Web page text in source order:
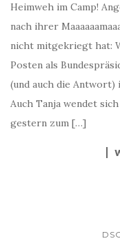
Heimweh im Camp!
nach ihrer
nicht mitgekriegt hat:
Posten als
(und auch die Antwort)
Auch Tanja wendet
gestern zum […]